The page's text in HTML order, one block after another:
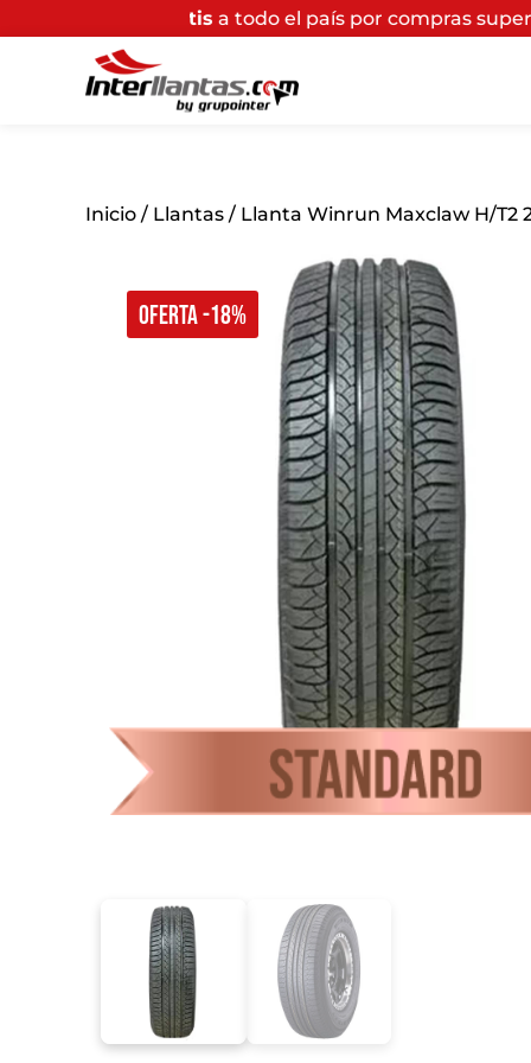
a todo el país por compras superiores a
OFERTA -18%
Inicio / Llantas / Llanta Winrun Maxclaw H/T2